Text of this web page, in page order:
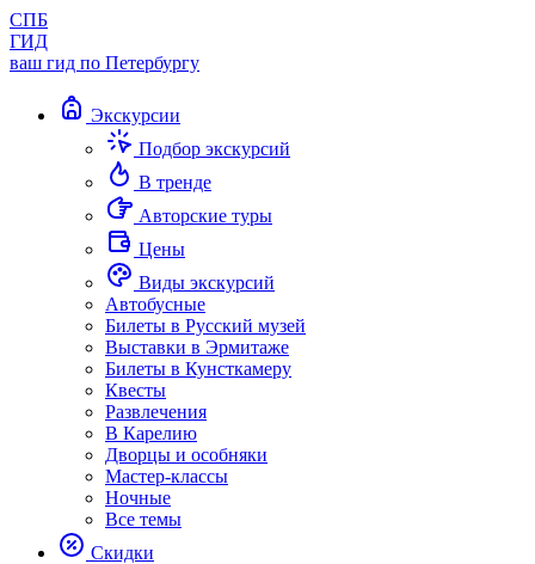
СПБ
ГИД
ваш гид по Петербургу
Экскурсии
Подбор экскурсий
В тренде
Авторские туры
Цены
Виды экскурсий
Автобусные
Билеты в Русский музей
Выставки в Эрмитаже
Билеты в Кунсткамеру
Квесты
Развлечения
В Карелию
Дворцы и особняки
Мастер-классы
Ночные
Все темы
Скидки